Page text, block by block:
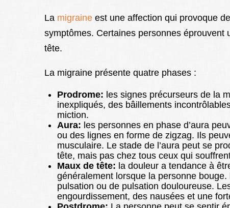
La migraine est une affection qui provoque
symptômes. Certaines personnes éprouvent
tête.
La migraine présente quatre phases :
Prodrome: les signes précurseurs de la
inexpliqués, des bâillements
miction.
Aura: les personnes en phase d’aura
ou des lignes en forme de zigzag. Ils
musculaire. Le stade de l’aura peut se
tête, mais pas chez tous ceux qui
Maux de tête: la douleur a tendance à
généralement lorsque la personne
pulsation ou de pulsation douloureuse.
engourdissement, des nausées et une